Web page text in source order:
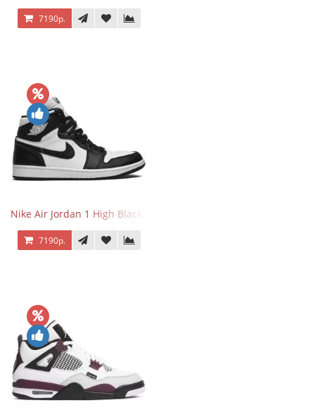
7190р.
Nike Air Jordan 1 High Black White
7190р.